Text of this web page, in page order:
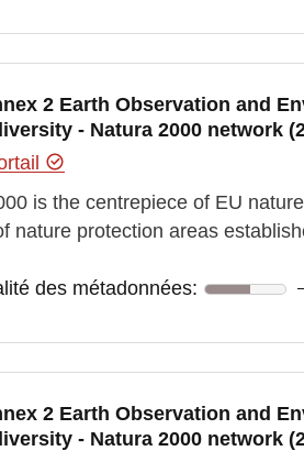
2 Earth Observation and
- Natura 2000 network
is the centrepiece of EU
nature protection areas
des métadonnées:
des métadonnées:
2 Earth Observation and
- Natura 2000 network